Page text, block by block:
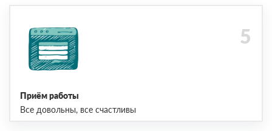
Приём работы
Все довольны, все счастливы